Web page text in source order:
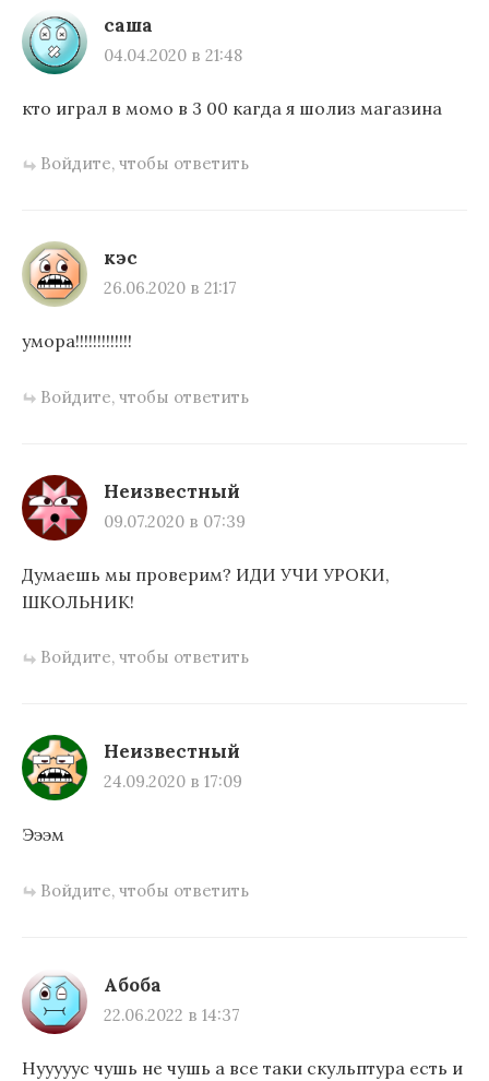
саша
04.04.2020 в 21:48
кто играл в момо в 3 00 кагда я шолиз магазина
Войдите, чтобы ответить
кэс
26.06.2020 в 21:17
умора!!!!!!!!!!!!!
Войдите, чтобы ответить
Неизвестный
09.07.2020 в 07:39
Думаешь мы проверим? ИДИ УЧИ УРОКИ,
ШКОЛЬНИК!
Войдите, чтобы ответить
Неизвестный
24.09.2020 в 17:09
Эээм
Войдите, чтобы ответить
Абоба
22.06.2022 в 14:37
Нууууус чушь не чушь а все таки скульптура есть и